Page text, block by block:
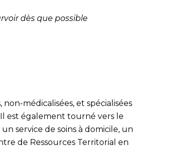
dès que possible
médicalisées, et spécialisées
est également tourné vers le
service de soins à domicile, un
de Ressources Territorial en